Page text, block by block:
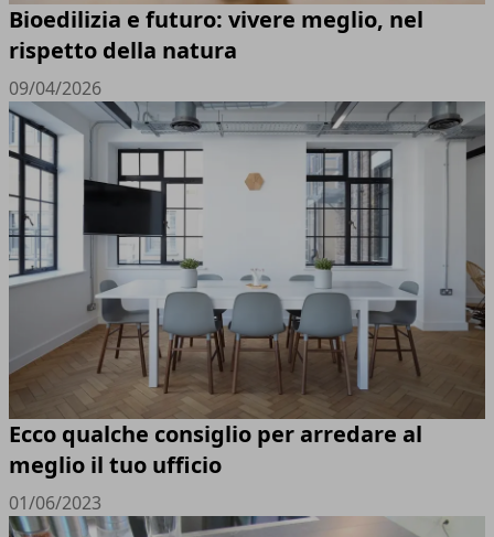
Bioedilizia e futuro: vivere meglio, nel
rispetto della natura
09/04/2026
Ecco qualche consiglio per arredare al
meglio il tuo ufficio
01/06/2023